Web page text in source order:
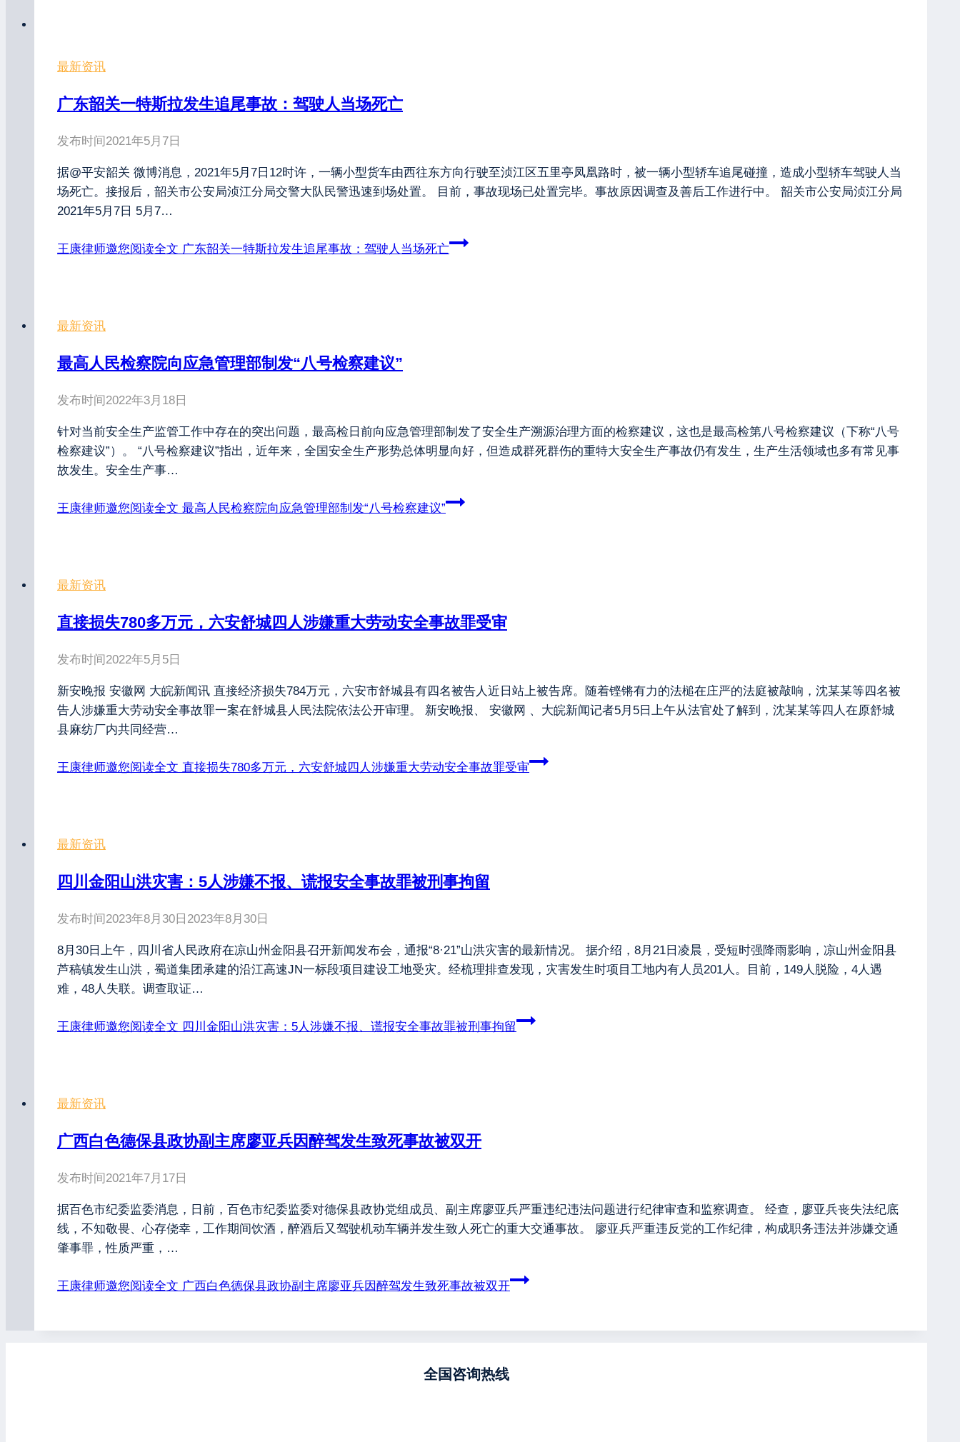
最新资讯
广东韶关一特斯拉发生追尾事故：驾驶人当场死亡
发布时间 2021年5月7日
据@平安韶关 微博消息，2021年5月7日12时许，一辆小型货车由西往东方向行驶至浈江区五里亭凤凰路时，被一辆小型轿车追尾碰撞，造成小型轿车驾驶人当
场死亡。接报后，韶关市公安局浈江分局交警大队民警迅速到场处置。 目前，事故现场已处置完毕。事故原因调查及善后工作进行中。 韶关市公安局浈江分局
2021年5月7日 5月7…
王康律师邀您阅读全文 广东韶关一特斯拉发生追尾事故：驾驶人当场死亡
最新资讯
最高人民检察院向应急管理部制发“八号检察建议”
发布时间 2022年3月18日
针对当前安全生产监管工作中存在的突出问题，最高检日前向应急管理部制发了安全生产溯源治理方面的检察建议，这也是最高检第八号检察建议（下称“八号
检察建议”）。 “八号检察建议”指出，近年来，全国安全生产形势总体明显向好，但造成群死群伤的重特大安全生产事故仍有发生，生产生活领域也多有常见事
故发生。安全生产事…
王康律师邀您阅读全文 最高人民检察院向应急管理部制发“八号检察建议”
最新资讯
直接损失780多万元，六安舒城四人涉嫌重大劳动安全事故罪受审
发布时间 2022年5月5日
新安晚报 安徽网 大皖新闻讯 直接经济损失784万元，六安市舒城县有四名被告人近日站上被告席。随着铿锵有力的法槌在庄严的法庭被敲响，沈某某等四名被
告人涉嫌重大劳动安全事故罪一案在舒城县人民法院依法公开审理。 新安晚报、 安徽网 、大皖新闻记者5月5日上午从法官处了解到，沈某某等四人在原舒城
县麻纺厂内共同经营…
王康律师邀您阅读全文 直接损失780多万元，六安舒城四人涉嫌重大劳动安全事故罪受审
最新资讯
四川金阳山洪灾害：5人涉嫌不报、谎报安全事故罪被刑事拘留
发布时间 2023年8月30日 2023年8月30日
8月30日上午，四川省人民政府在凉山州金阳县召开新闻发布会，通报“8·21”山洪灾害的最新情况。 据介绍，8月21日凌晨，受短时强降雨影响，凉山州金阳县
芦稿镇发生山洪，蜀道集团承建的沿江高速JN一标段项目建设工地受灾。经梳理排查发现，灾害发生时项目工地内有人员201人。目前，149人脱险，4人遇
难，48人失联。调查取证…
王康律师邀您阅读全文 四川金阳山洪灾害：5人涉嫌不报、谎报安全事故罪被刑事拘留
最新资讯
广西白色德保县政协副主席廖亚兵因醉驾发生致死事故被双开
发布时间 2021年7月17日
据百色市纪委监委消息，日前，百色市纪委监委对德保县政协党组成员、副主席廖亚兵严重违纪违法问题进行纪律审查和监察调查。 经查，廖亚兵丧失法纪底
线，不知敬畏、心存侥幸，工作期间饮酒，醉酒后又驾驶机动车辆并发生致人死亡的重大交通事故。 廖亚兵严重违反党的工作纪律，构成职务违法并涉嫌交通
肇事罪，性质严重，…
王康律师邀您阅读全文 广西白色德保县政协副主席廖亚兵因醉驾发生致死事故被双开
全国咨询热线